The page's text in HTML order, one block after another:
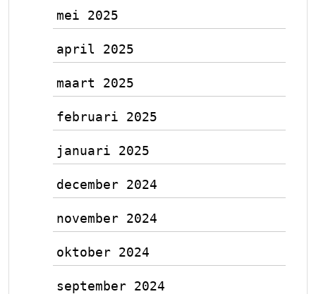
mei 2025
april 2025
maart 2025
februari 2025
januari 2025
december 2024
november 2024
oktober 2024
september 2024